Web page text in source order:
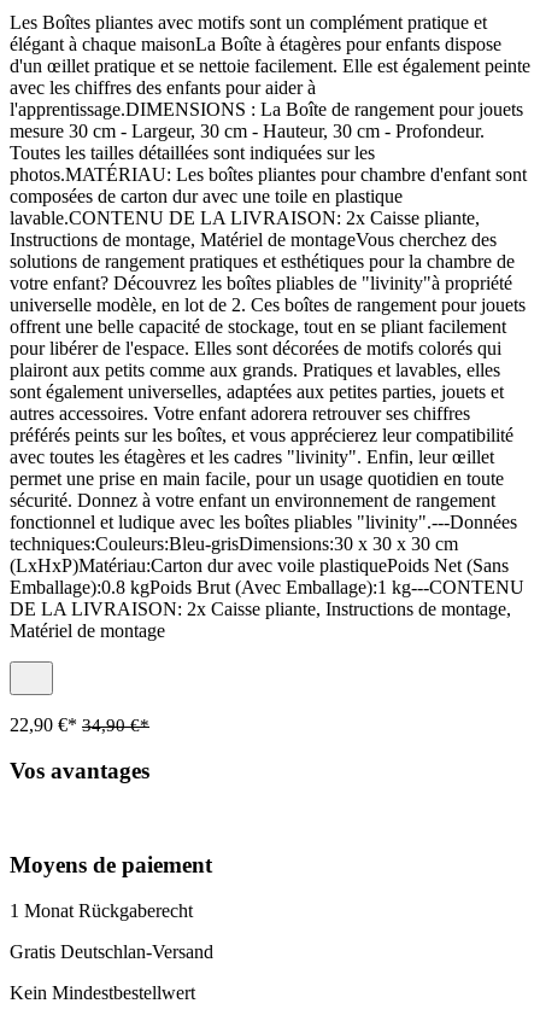
Les Boîtes pliantes avec motifs sont un complément pratique et
élégant à chaque maisonLa Boîte à étagères pour enfants dispose
d'un œillet pratique et se nettoie facilement. Elle est également peinte
avec les chiffres des enfants pour aider à
l'apprentissage.DIMENSIONS : La Boîte de rangement pour jouets
mesure 30 cm - Largeur, 30 cm - Hauteur, 30 cm - Profondeur.
Toutes les tailles détaillées sont indiquées sur les
photos.MATÉRIAU: Les boîtes pliantes pour chambre d'enfant sont
composées de carton dur avec une toile en plastique
lavable.CONTENU DE LA LIVRAISON: 2x Caisse pliante,
Instructions de montage, Matériel de montageVous cherchez des
solutions de rangement pratiques et esthétiques pour la chambre de
votre enfant? Découvrez les boîtes pliables de "livinity"à propriété
universelle modèle, en lot de 2. Ces boîtes de rangement pour jouets
offrent une belle capacité de stockage, tout en se pliant facilement
pour libérer de l'espace. Elles sont décorées de motifs colorés qui
plairont aux petits comme aux grands. Pratiques et lavables, elles
sont également universelles, adaptées aux petites parties, jouets et
autres accessoires. Votre enfant adorera retrouver ses chiffres
préférés peints sur les boîtes, et vous apprécierez leur compatibilité
avec toutes les étagères et les cadres "livinity". Enfin, leur œillet
permet une prise en main facile, pour un usage quotidien en toute
sécurité. Donnez à votre enfant un environnement de rangement
fonctionnel et ludique avec les boîtes pliables "livinity".---Données
techniques:Couleurs:Bleu-grisDimensions:30 x 30 x 30 cm
(LxHxP)Matériau:Carton dur avec voile plastiquePoids Net (Sans
Emballage):0.8 kgPoids Brut (Avec Emballage):1 kg---CONTENU
DE LA LIVRAISON: 2x Caisse pliante, Instructions de montage,
Matériel de montage
22,90 €* 34,90 €*
Vos avantages
Moyens de paiement
1 Monat Rückgaberecht
Gratis Deutschlan-Versand
Kein Mindestbestellwert